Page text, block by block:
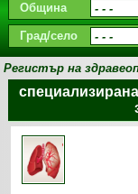
Община
Град/село
Регистър на